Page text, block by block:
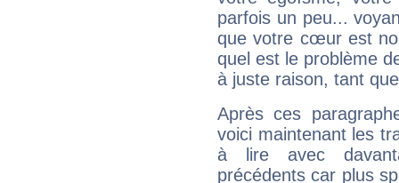
parfois un peu...
que votre cœur est
quel est le problème
à juste raison, tant
Après ces
voici maintenant les
à lire avec
précédents car plus